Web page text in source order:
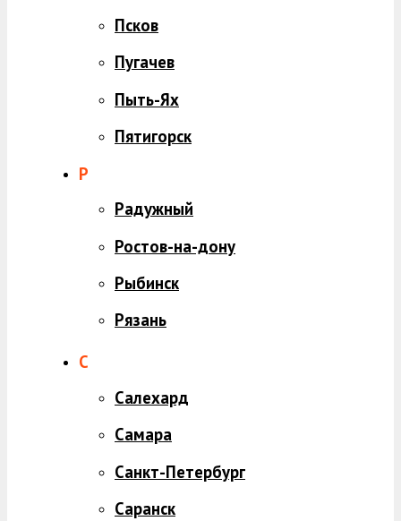
Псков
Пугачев
Пыть-Ях
Пятигорск
Р
Радужный
Ростов-на-дону
Рыбинск
Рязань
С
Салехард
Самара
Санкт-Петербург
Саранск